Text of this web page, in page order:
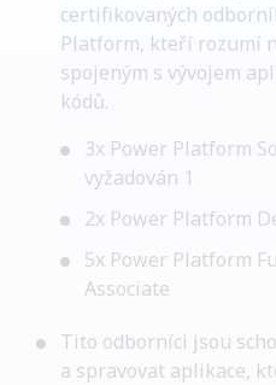
certifikovaných
Platform, kteří rozumí
spojeným s vývojem
kódů.
3x Power Platform
vyžadován 1
2x Power Platform
5x Power Platform
Associate
Tito odborníci jsou
a spravovat aplikace,